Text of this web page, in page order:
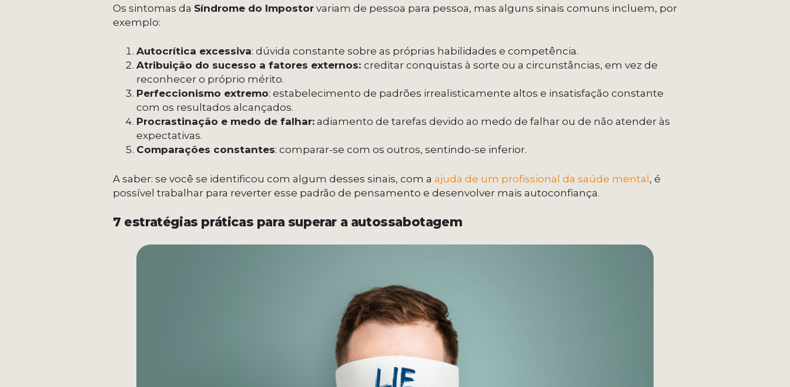
Os sintomas da Síndrome do Impostor variam de pessoa para pessoa, mas alguns sinais comuns incluem, por
exemplo:
Autocrítica excessiva: dúvida constante sobre as próprias habilidades e competência.
Atribuição do sucesso a fatores externos: creditar conquistas à sorte ou a circunstâncias, em vez de
reconhecer o próprio mérito.
Perfeccionismo extremo: estabelecimento de padrões irrealisticamente altos e insatisfação constante
com os resultados alcançados.
Procrastinação e medo de falhar: adiamento de tarefas devido ao medo de falhar ou de não atender às
expectativas.
Comparações constantes: comparar-se com os outros, sentindo-se inferior.
A saber: se você se identificou com algum desses sinais, com a ajuda de um profissional da saúde mental, é
possível trabalhar para reverter esse padrão de pensamento e desenvolver mais autoconfiança.
7 estratégias práticas para superar a autossabotagem